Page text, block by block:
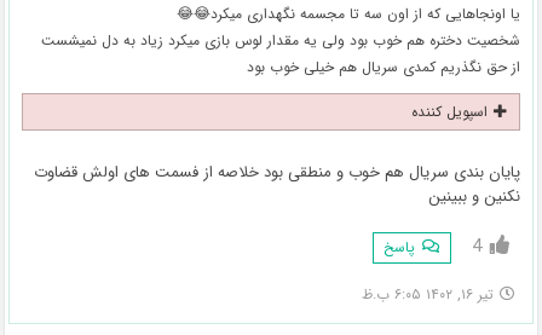
یا اونجاهایی که از اون سه تا مجسمه نگهداری میکرد😂😂
شخصیت دختره هم خوب بود ولی یه مقدار لوس بازی میکرد زیاد به دل نمیشست
از حق نگذریم کمدی سریال هم خیلی خوب بود
اسپویل کننده
پایان بندی سریال هم خوب و منطقی بود خلاصه از فسمت های اولش قضاوت
نکنین و ببینین
4 پاسخ
تیر ۱۶, ۱۴۰۲ ۶:۰۵ ب.ظ